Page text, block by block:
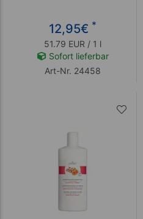
12,95€ *
51.79 EUR / 1 l
Sofort lieferbar
Art-Nr. 24458